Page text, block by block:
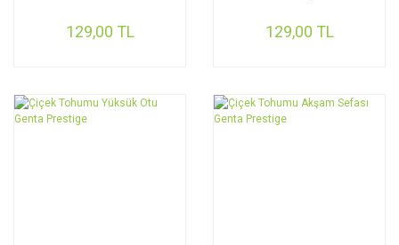
129,00 TL 129,00 TL